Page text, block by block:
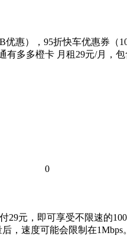
惠），95折快车优惠券（
有多多橙卡 月租29元/月，
0
29元，即可享受不限速的
，速度可能会限制在